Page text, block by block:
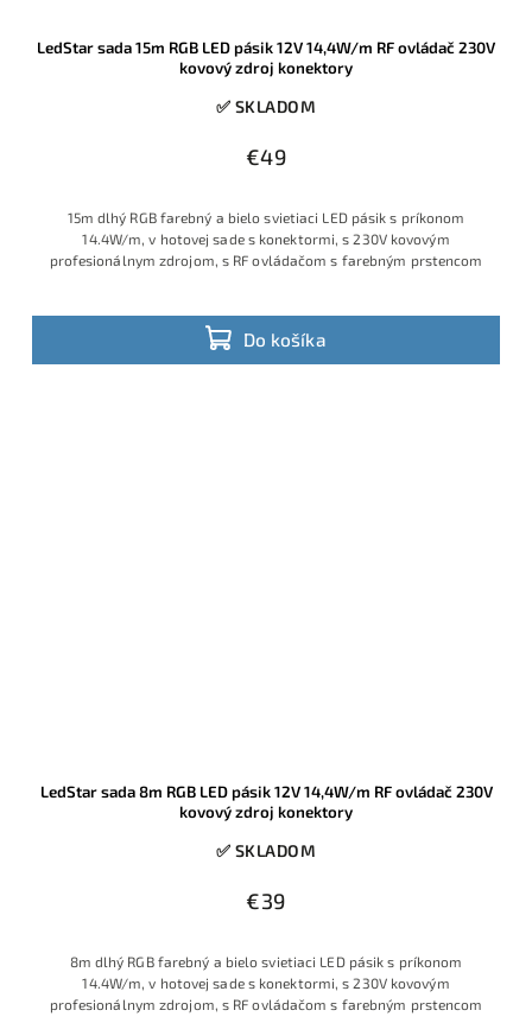
LedStar sada 15m RGB LED pásik 12V 14,4W/m RF ovládač 230V
kovový zdroj konektory
✅ SKLADOM
€49
Do košíka
15m dlhý RGB farebný a bielo svietiaci LED pásik s príkonom
14.4W/m, v hotovej sade s konektormi, s 230V kovovým
profesionálnym zdrojom, s RF ovládačom s farebným prstencom
LedStar sada 8m RGB LED pásik 12V 14,4W/m RF ovládač 230V
kovový zdroj konektory
✅ SKLADOM
€39
8m dlhý RGB farebný a bielo svietiaci LED pásik s príkonom
14.4W/m, v hotovej sade s konektormi, s 230V kovovým
profesionálnym zdrojom, s RF ovládačom s farebným prstencom